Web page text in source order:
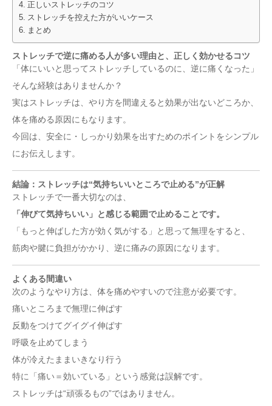
正しいストレッチのコツ
ストレッチを控えた方がいいケース
まとめ
ストレッチで逆に痛める人が多い理由と、正しく効かせるコツ
「体にいいと思ってストレッチしているのに、逆に痛くなった」
そんな経験はありませんか？
実はストレッチは、やり方を間違えると効果が出ないどころか、
体を痛める原因にもなります。
今回は、安全に・しっかり効果を出すためのポイントをシンプル
にお伝えします。
結論：ストレッチは“気持ちいいところで止める”が正解
ストレッチで一番大切なのは、
「伸びて気持ちいい」と感じる範囲で止めることです。
「もっと伸ばした方が効く気がする」と思って無理をすると、
筋肉や腱に負担がかかり、逆に痛みの原因になります。
よくある間違い
次のようなやり方は、体を痛めやすいので注意が必要です。
痛いところまで無理に伸ばす
反動をつけてグイグイ伸ばす
呼吸を止めてしまう
体が冷えたままいきなり行う
特に「痛い＝効いている」という感覚は誤解です。
ストレッチは“頑張るもの”ではありません。